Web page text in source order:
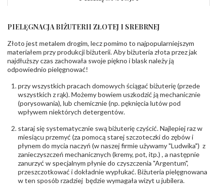
INNE PARAMETRY
Producent
odpowiedzialny:
PZ Stelmach Sp. z o.o. ul. Północna 22 45-805
Opole; NIP 7542889545; Tel. +48 77 54 90 100;
biuro@stelmach.pl
Bezpieczeństwo
ostrzeżenia:
Nie nadaje się dla dzieci w wieku poniżej 3 lat
zawierają nikiel
PIELĘGNACJA BIŻUTERII ZŁOTEJ I SREBRNEJ
Złoto jest metalem drogim, lecz pomimo to najpopularniejszym
materiałem przy produkcji biżuterii. Aby biżuteria złota przez jak
najdłuższy czas zachowała swoje piękno i blask należy ją
odpowiednio pielęgnować!
przy wszystkich pracach domowych ściągać biżuterię (przede
wszystkich z rąk). Możemy bowiem uszkodzić ją mechanicznie
(porysowania), lub chemicznie (np. pęknięcia lutów pod
wpływem niektórych detergentów.
staraj się systematycznie swą biżuterię czyścić. Najlepiej raz w
miesiącu przemyć (za pomocą starej szczoteczki do zębów i
płynem do mycia naczyń (w naszej firmie używamy "Ludwika") z
zanieczyszczeń mechanicznych (kremy, pot, itp.) , a następnie
zanurzyć w specjalnym płynie do czyszczenia "Argentum",
przeszczotkować i dokładnie wypłukać. Biżuteria pielęgnowana
w ten sposób rzadziej będzie wymagała wizyt u jubilera.